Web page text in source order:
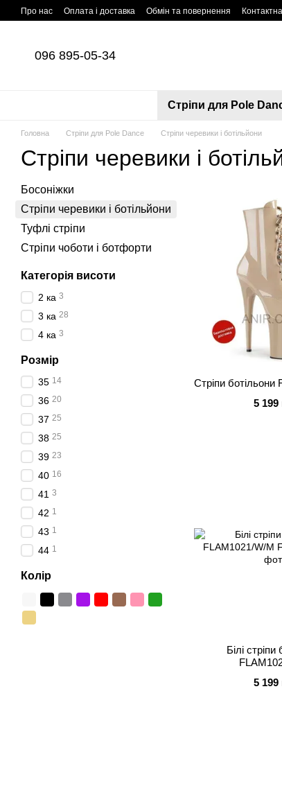
Перейти до основного контенту
Про нас Оплата і доставка Обмін та повернення
096 895-05-34
Cтріпи для Pole
Головна Cтріпи для Pole Dance Стріпи черевики і ботільйони
Стріпи черевики і
Стріпи
5 199
Білі стріпи
5 199
Босоніжки
Стріпи черевики і ботільйони
Туфлі стріпи
Стріпи чоботи і ботфорти
Категорія висоти
2 ка 3
3 ка 28
4 ка 3
Розмір
35 14
36 20
37 25
38 25
39 23
40 16
41 3
42 1
43 1
44 1
Колір